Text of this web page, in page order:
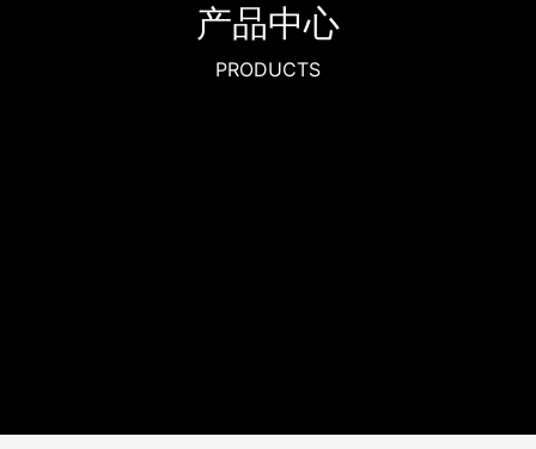
PRODUCTS
产品中心
PRODUCTS
产品中心
PRODUCTS
产品中心